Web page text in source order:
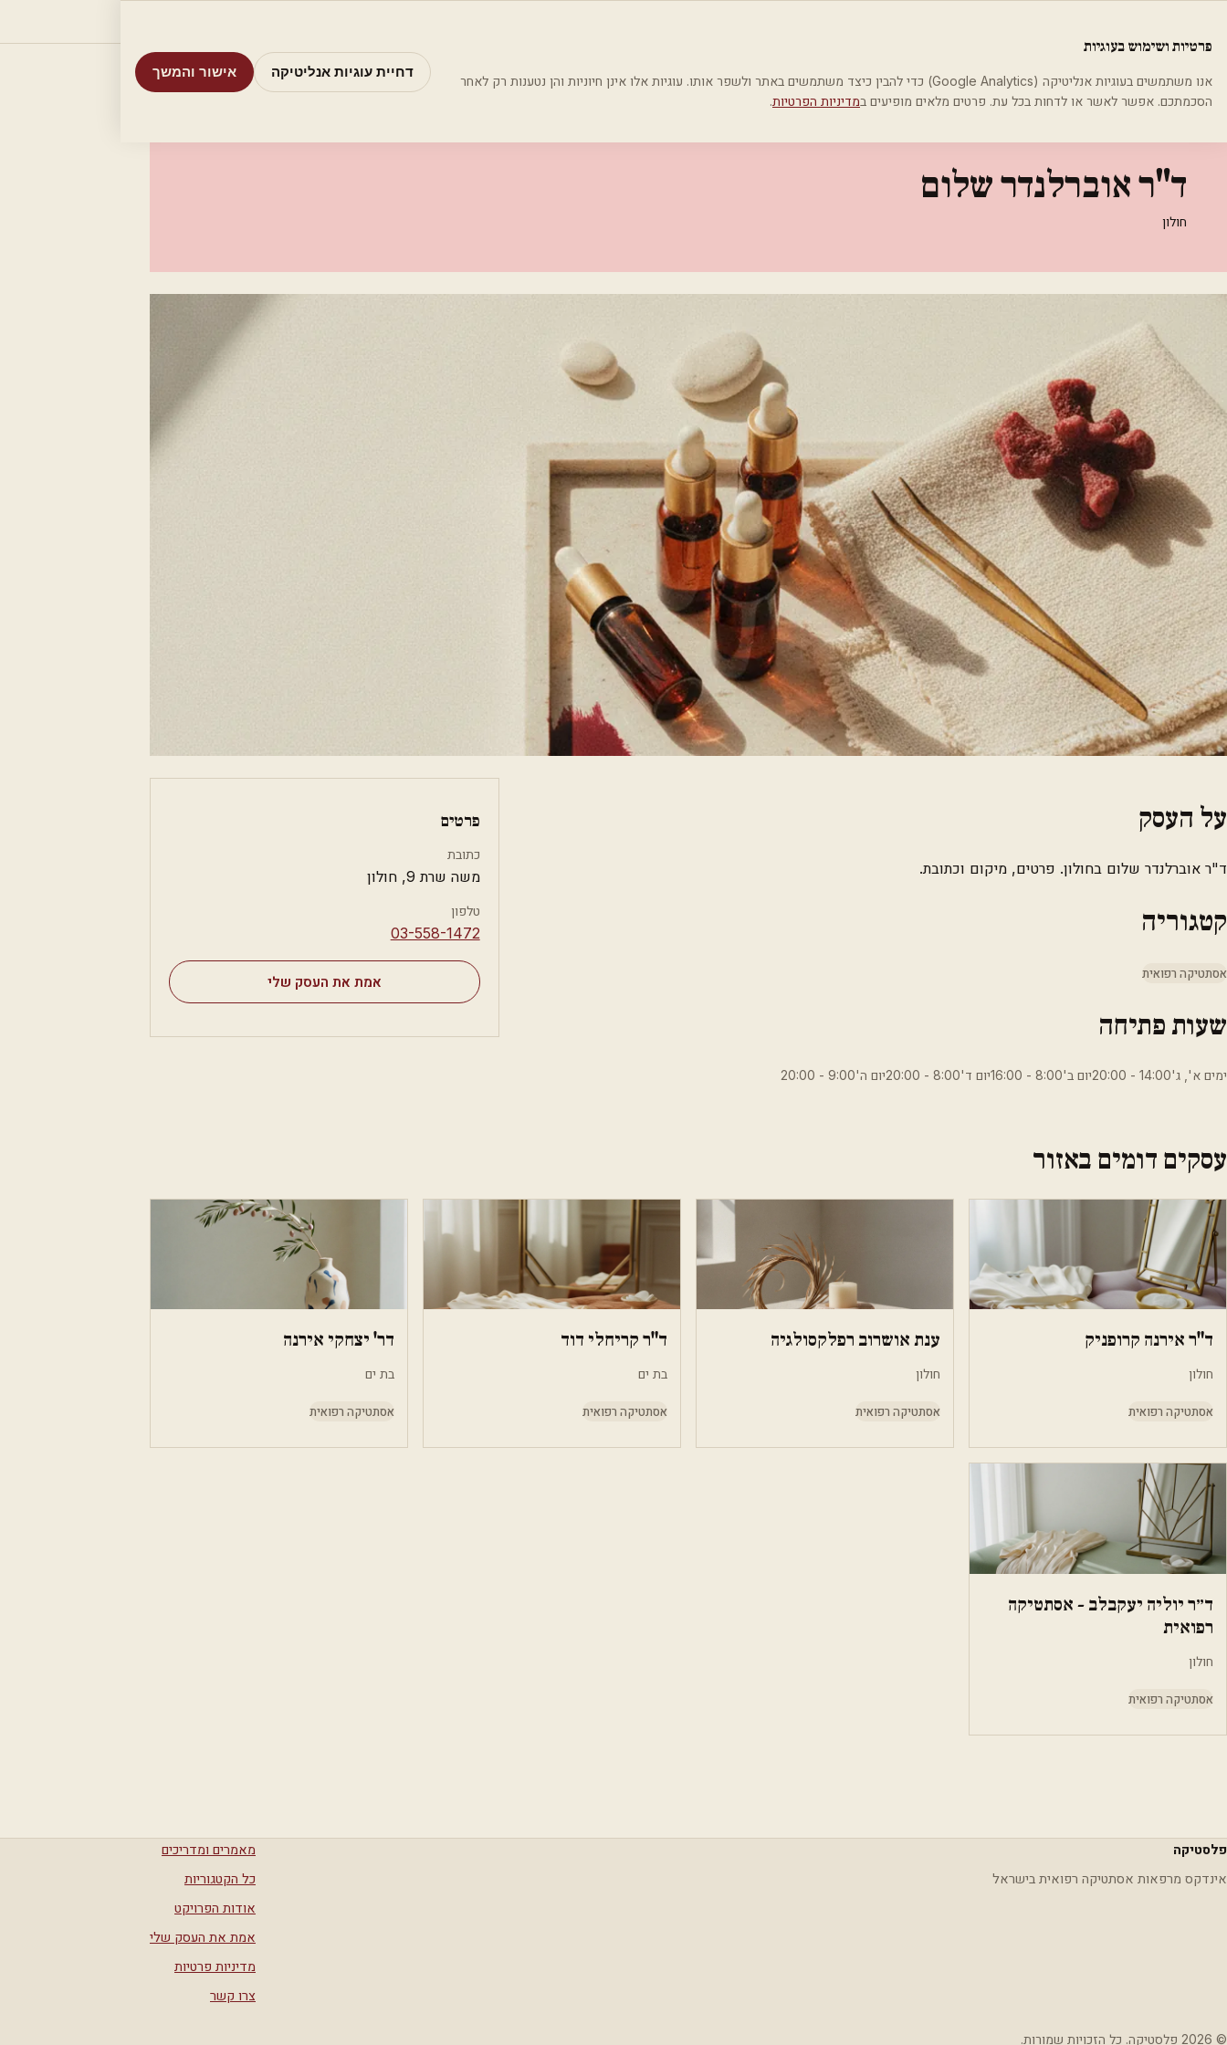
בית קטגוריות אסתטיקה רפואית
ד"ר אוברלנדר שלום
חולון
על העסק
ד"ר אוברלנדר שלום בחולון. פרטים, מיקום וכתובת.
קטגוריה
אסתטיקה רפואית
שעות פתיחה
ימים א', ג'14:00 - 20:00יום ב'8:00 - 16:00יום ד'8:00 - 20:00יום ה'9:00 - 20:00
פרטים
כתובת
משה שרת 9, חולון
טלפון
⁦03-558-1472⁩
אמת את העסק שלי
עסקים דומים באזור
ד"ר אירנה קרופניק
חולון
אסתטיקה רפואית
ענת אושרוב רפלקסולגיה
חולון
אסתטיקה רפואית
ד"ר קריחלי דוד
בת ים
אסתטיקה רפואית
דר' יצחקי אירנה
בת ים
אסתטיקה רפואית
ד״ר יוליה יעקבלב - אסתטיקה
רפואית
חולון
אסתטיקה רפואית
פלסטיקה
אינדקס מרפאות אסתטיקה רפואית בישראל
מאמרים ומדריכים
כל הקטגוריות
אודות הפרויקט
אמת את העסק שלי
מדיניות פרטיות
צרו קשר
© 2026 פלסטיקה. כל הזכויות שמורות.
פרטיות ושימוש בעוגיות
אנו משתמשים בעוגיות אנליטיקה (Google Analytics) כדי להבין כיצד משתמשים באתר ולשפר אותו. עוגיות אלו אינן חיוניות והן נטענות רק לאחר
הסכמתכם. אפשר לאשר או לדחות בכל עת. פרטים מלאים מופיעים במדיניות הפרטיות.
דחיית עוגיות אנליטיקה אישור והמשך